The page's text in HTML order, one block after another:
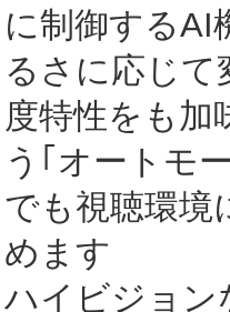
に制御するAI
るさに応じて
度特性をも加
う｢オートモ
でも視聴環境
めます
ハイビジョン